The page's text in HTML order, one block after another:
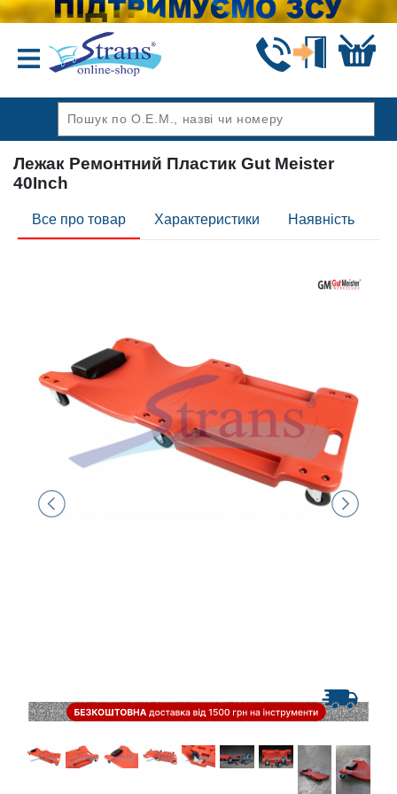
Лежак Ремонтний Пластик Gut Meister
40Inch
Все про товар Характеристики Наявність